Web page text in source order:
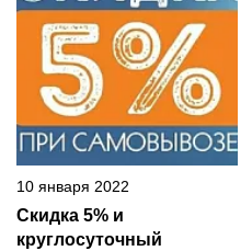
10 января 2022
Скидка 5% и
круглосуточный